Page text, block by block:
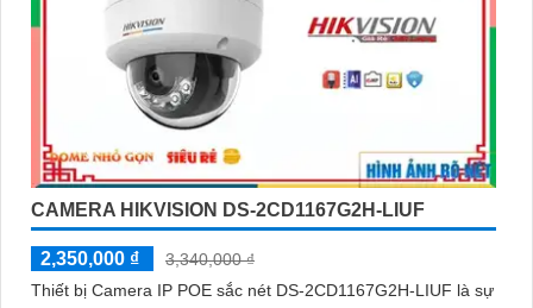
CAMERA HIKVISION DS-2CD1167G2H-LIUF
2,350,000 ₫
3,340,000 ₫
Thiết bị Camera IP POE sắc nét DS-2CD1167G2H-LIUF là sự